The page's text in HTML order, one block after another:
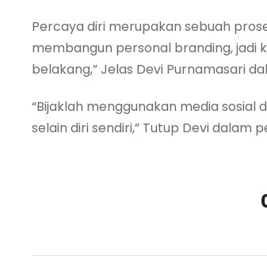
Percaya diri merupakan sebuah
membangun personal branding, jadi
belakang,” Jelas Devi Purnamasari
“Bijaklah menggunakan media
selain diri sendiri,” Tutup Devi dalam